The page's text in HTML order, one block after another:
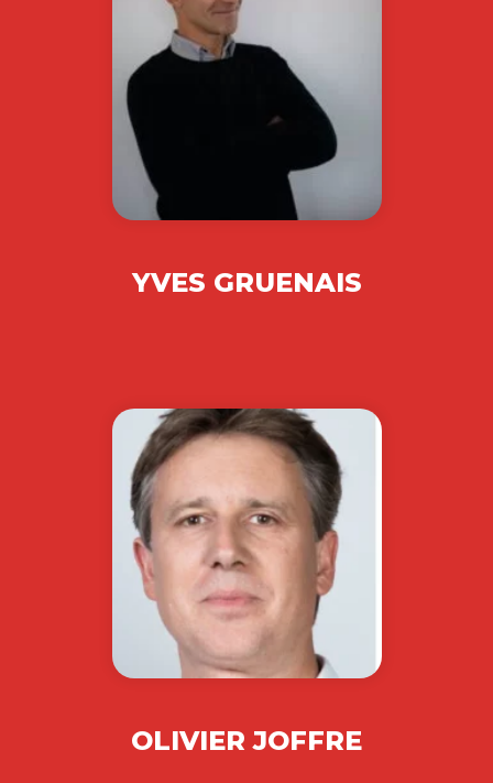
YVES GRUENAIS
OLIVIER JOFFRE